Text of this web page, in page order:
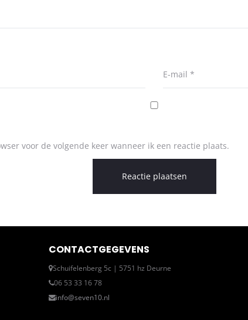
E-mail *
voor de volgende keer wanneer ik een reactie plaats.
CONTACTGEGEVENS
Schuifelenberg 5c | 5751 hz Deurne
06 53 33 16 78
info@seven10.nl